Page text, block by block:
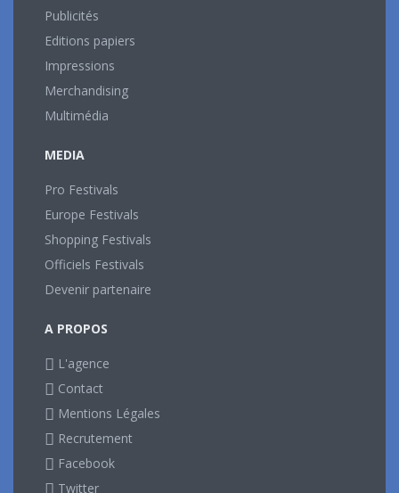
Publicités
Editions papiers
Impressions
Merchandising
Multimédia
MEDIA
Pro Festivals
Europe Festivals
Shopping Festivals
Officiels Festivals
Devenir partenaire
A PROPOS
L'agence
Contact
Mentions Légales
Recrutement
Facebook
Twitter